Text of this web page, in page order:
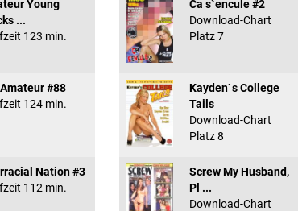
Young
...
123 min.
#88
124 min.
Nation #3
112 min.
Ca s`encule #2
Download-Chart
Platz 7
Kayden`s College
Tails
Download-Chart
Platz 8
Screw My Husband,
Pl ...
Download-Chart